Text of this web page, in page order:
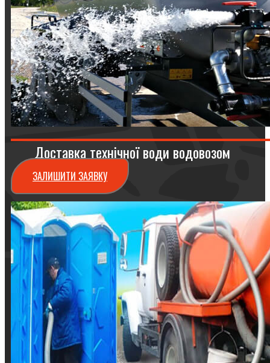
Доставка технічної води водовозом
ЗАЛИШИТИ ЗАЯВКУ